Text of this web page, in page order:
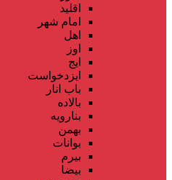
اقلید
امام شهر
اهل
اوز
ایج
ایزدخواست
باب انار
بالاده
بنارویه
بهمن
بوانات
بیرم
بیضا